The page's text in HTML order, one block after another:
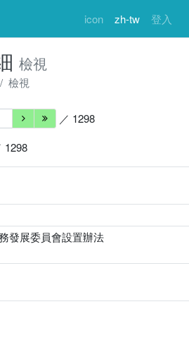
icon zh-tw 登入
檢視
檢視
／ 1298
1298
發展委員會設置辦法